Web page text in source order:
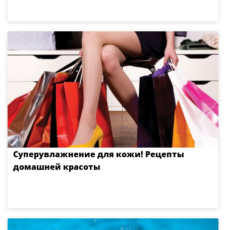
Суперувлажнение для кожи! Рецепты
домашней красоты